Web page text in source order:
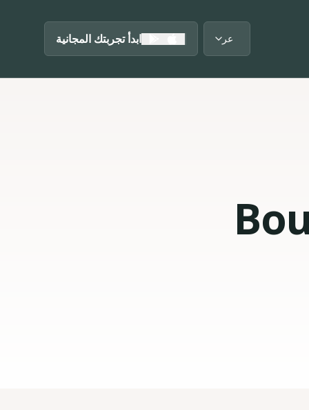
Language:عر ابدأ تجربتك المجانية